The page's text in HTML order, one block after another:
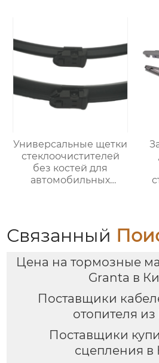
Универсальные щетки
стеклоочистителей
без костей для
автомобильных
Связанный
Цена на тормозные
Granta в
Поставщики
отопителя из
Поставщики
сцепления в